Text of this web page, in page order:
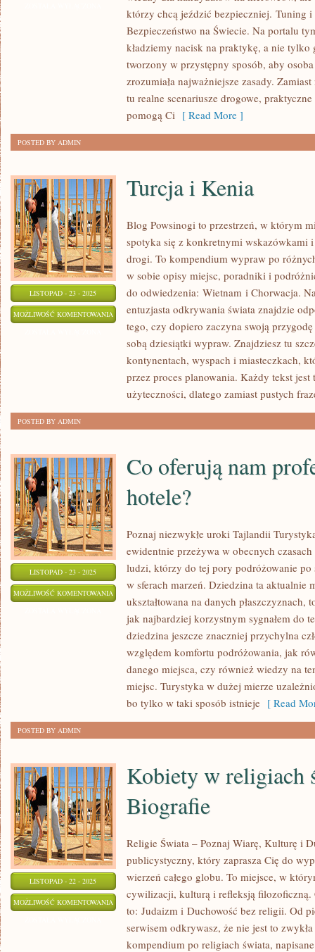
którzy chcą jeździć bezpieczniej. Tuning
Bezpieczeństwo na Świecie. Na portalu
kładziemy nacisk na praktykę, a nie tylko
tworzony w przystępny sposób, aby
zrozumiała najważniejsze zasady.
tu realne scenariusze drogowe,
pomogą Ci [ Read More ]
POSTED BY ADMIN
LISTOPAD - 23 - 2025
MOŻLIWOŚĆ KOMENTOWANIA TURCJA
KENIA
Turcja i Kenia
Blog Powsinogi to przestrzeń, w którym
spotyka się z konkretnymi wskazówkami
drogi. To kompendium wypraw po
w sobie opisy miejsc, poradniki i
do odwiedzenia: Wietnam i Chorwacja.
entuzjasta odkrywania świata znajdzie
tego, czy dopiero zaczyna swoją
sobą dziesiątki wypraw. Znajdziesz tu
kontynentach, wyspach i miasteczkach,
przez proces planowania. Każdy tekst
użyteczności, dlatego zamiast pustych
POSTED BY ADMIN
LISTOPAD - 23 - 2025
MOŻLIWOŚĆ KOMENTOWANIA
NAM
Co oferują nam
hotele?
Poznaj niezwykłe uroki Tajlandii
ewidentnie przeżywa w obecnych
ludzi, którzy do tej pory podróżowanie po
w sferach marzeń. Dziedzina ta aktualnie
ukształtowana na danych płaszczyznach,
jak najbardziej korzystnym sygnałem do
dziedzina jeszcze znaczniej przychylna
względem komfortu podróżowania, jak
danego miejsca, czy również wiedzy na
miejsc. Turystyka w dużej mierze
bo tylko w taki sposób istnieje [ Read
POSTED BY ADMIN
LISTOPAD - 22 - 2025
MOŻLIWOŚĆ KOMENTOWANIA KOBIETY
Kobiety w religiach
Biografie
Religie Świata – Poznaj Wiarę, Kulturę i
publicystyczny, który zaprasza Cię do
wierzeń całego globu. To miejsce, w
cywilizacji, kulturą i refleksją filozoficzną.
to: Judaizm i Duchowość bez religii. Od
serwisem odkrywasz, że nie jest to
kompendium po religiach świata,